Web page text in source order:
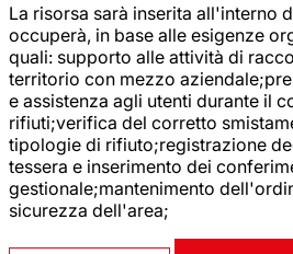
La risorsa sarà inserita all'interno
occuperà, in base alle esigenze
quali: supporto alle attività di
territorio con mezzo
e assistenza agli utenti durante il
rifiuti;verifica del corretto
tipologie di rifiuto;registrazione
tessera e inserimento dei
gestionale;mantenimento
sicurezza dell'area;